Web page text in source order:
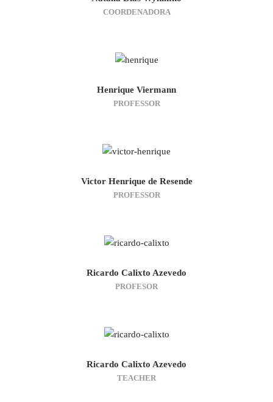
COORDENADORA
Henrique Viermann
PROFESSOR
Victor Henrique de Resende
PROFESSOR
Ricardo Calixto Azevedo
PROFESOR
Ricardo Calixto Azevedo
TEACHER